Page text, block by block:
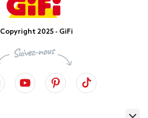
Copyright 2025 - GiFi